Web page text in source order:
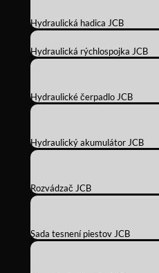
Hydraulická hadica JCB
Hydraulická rýchlospojka JCB
Hydraulické čerpadlo JCB
Hydraulický akumulátor JCB
Rozvádzač JCB
Sada tesnení piestov JCB